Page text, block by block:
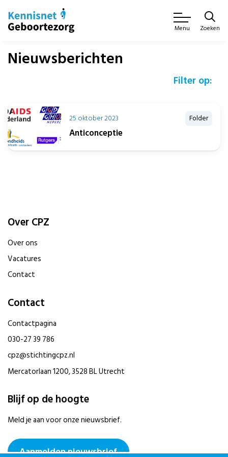
Menu Zoeken
Nieuwsberichten
Filter op:
25 oktober 2023 Folder
Anticonceptie
Over CPZ
Over ons
Vacatures
Contact
Contact
Contactpagina
030-27 39 786
cpz@stichtingcpz.nl
Mercatorlaan 1200, 3528 BL Utrecht
Blijf op de hoogte
Meld je aan voor onze nieuwsbrief.
Aanmelden nieuwsbrief